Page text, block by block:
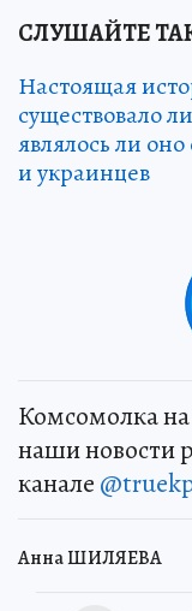
СЛУШАЙТЕ
Настоящая
существовало
являлось ли
и украинцев
Комсомолка
наши новости
канале
Анна ШИЛЯЕВА